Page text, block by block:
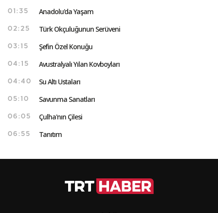
01:35 Anadolu'da Yaşam
02:25 Türk Okçuluğunun Serüveni
03:15 Şefin Özel Konuğu
04:15 Avustralyalı Yılan Kovboyları
04:40 Su Altı Ustaları
05:10 Savunma Sanatları
06:05 Çulha'nın Çilesi
06:55 Tanıtım